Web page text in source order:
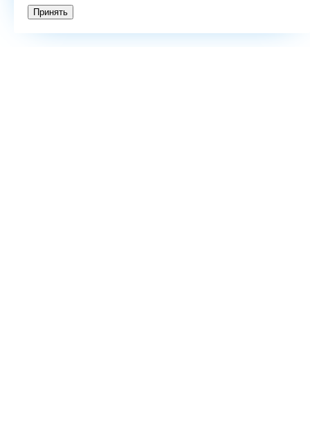
Принять